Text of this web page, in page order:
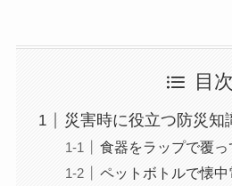
目次
災害時に役立つ防災知
食器をラップで覆
ペットボトルで懐